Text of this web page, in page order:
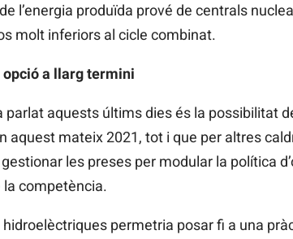
l’energia produïda prové de centrals
molt inferiors al cicle combinat.
opció a llarg termini
parlat aquests últims dies és la possibilitat
aquest mateix 2021, tot i que per altres
les preses per modular la política
competència.
permetria posar fi a una